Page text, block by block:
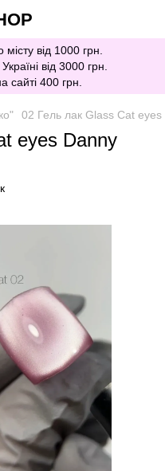
від 1000 грн.
від 3000 грн.
сайті 400 грн.
02 Гель лак Glass Cat
eyes Danny